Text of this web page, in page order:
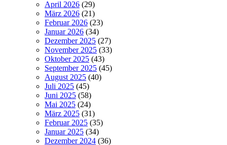
April 2026 (29)
März 2026 (21)
Februar 2026 (23)
Januar 2026 (34)
Dezember 2025 (27)
November 2025 (33)
Oktober 2025 (43)
September 2025 (45)
August 2025 (40)
Juli 2025 (45)
Juni 2025 (58)
Mai 2025 (24)
März 2025 (31)
Februar 2025 (35)
Januar 2025 (34)
Dezember 2024 (36)